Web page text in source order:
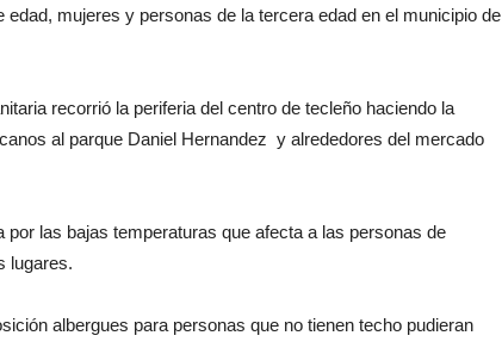
mujeres y personas de la tercera edad en el municipio de
recorrió la periferia del centro de tecleño haciendo la
al parque Daniel Hernandez y alrededores del mercado
las bajas temperaturas que afecta a las personas de
lugares.
albergues para personas que no tienen techo pudieran